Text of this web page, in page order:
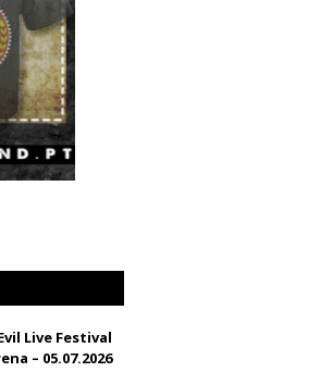
Live Festival
– 05.07.2026